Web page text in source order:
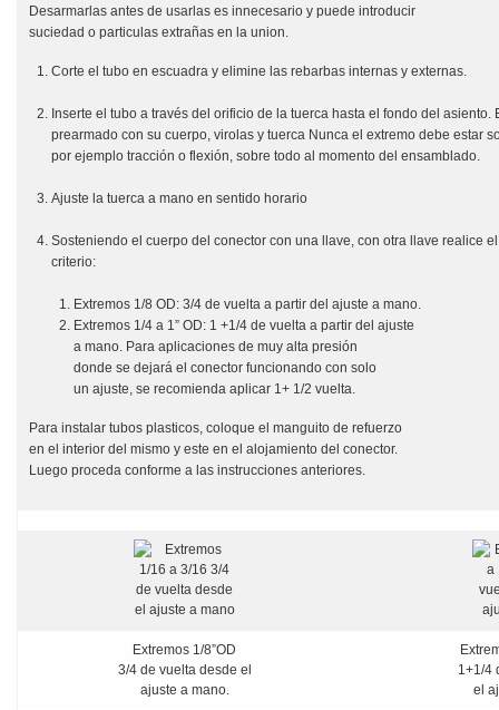
Desarmarlas antes de usarlas es innecesario y puede introducir
suciedad o particulas extrañas en la union.
Corte el tubo en escuadra y elimine las rebarbas internas y externas.
Inserte el tubo a través del orificio de la tuerca hasta el fondo del asiento.
prearmado con su cuerpo, virolas y tuerca Nunca el extremo debe estar
por ejemplo tracción o flexión, sobre todo al momento del ensamblado.
Ajuste la tuerca a mano en sentido horario
Sosteniendo el cuerpo del conector con una llave, con otra llave realice
criterio:
Extremos 1/8 OD: 3/4 de vuelta a partir del ajuste a mano.
Extremos 1/4 a 1” OD: 1 +1/4 de vuelta a partir del ajuste
a mano. Para aplicaciones de muy alta presión
donde se dejará el conector funcionando con solo
un ajuste, se recomienda aplicar 1+ 1/2 vuelta.
Para instalar tubos plasticos, coloque el manguito de refuerzo
en el interior del mismo y este en el alojamiento del conector.
Luego proceda conforme a las instrucciones anteriores.
Extremos 1/8”OD
3/4 de vuelta desde el
ajuste a mano.
1+1/4
el